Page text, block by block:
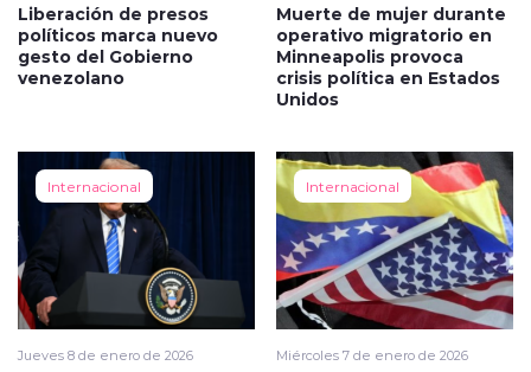
Liberación de presos
políticos marca nuevo
gesto del Gobierno
venezolano
Muerte de mujer durante
operativo migratorio en
Minneapolis provoca
crisis política en Estados
Unidos
Internacional
Jueves 8 de enero de 2026
Internacional
Miércoles 7 de enero de 2026